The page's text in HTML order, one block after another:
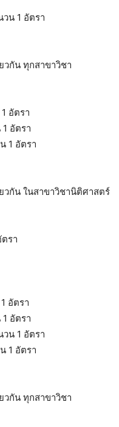
น 1 อัตรา
กัน ทุกสาขาวิชา
อัตรา
อัตรา
1 อัตรา
กัน ในสาขาวิชานิติศาสตร์
รา
อัตรา
อัตรา
น 1 อัตรา
1 อัตรา
กัน ทุกสาขาวิชา